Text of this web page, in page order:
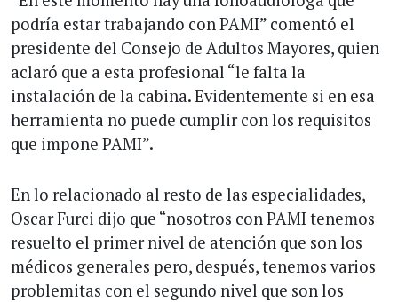
podría estar trabajando con PAMI” comentó el
presidente del Consejo de Adultos Mayores, quien
aclaró que a esta profesional “le falta la
instalación de la cabina. Evidentemente si en esa
herramienta no puede cumplir con los requisitos
que impone PAMI”.
En lo relacionado al resto de las especialidades,
Oscar Furci dijo que “nosotros con PAMI tenemos
resuelto el primer nivel de atención que son los
médicos generales pero, después, tenemos varios
problemitas con el segundo nivel que son los